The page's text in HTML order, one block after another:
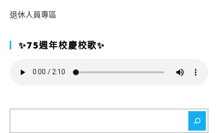
退休人員專區
✨75週年校慶校歌✨